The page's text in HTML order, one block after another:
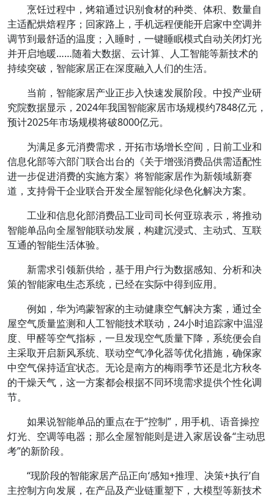
烹饪过程中，烤箱通过识别食材的种类、体积、数量自
主适配烘焙程序；回家路上，手机远程便能开启家中空调并
调节到最舒适的温度；入睡时，一键睡眠模式自动关闭灯光
并开启地暖……随着大数据、云计算、人工智能等新技术的
持续突破，智能家居正在深度融入人们的生活。
当前，智能家居产业正步入快速发展阶段。中投产业研
究院数据显示，2024年我国智能家居市场规模约7848亿元，
预计2025年市场规模将破8000亿元。
为满足多元消费需求，开拓市场增长空间，日前工业和
信息化部等六部门联合出台的《关于增强消费品供需适配性
进一步促进消费的实施方案》将智能家居作为新领域新赛
道，支持骨干企业联合开发全屋智能化绿色化解决方案。
工业和信息化部消费品工业司司长何亚琼表示，将推动
智能单品向全屋智能联动发展，构建沉浸式、主动式、互联
互通的智能生活体验。
新需求引领新供给，基于用户行为数据感知、分析和决
策的智能家电生态系统，已经在实际中得到应用。
例如，华为鸿蒙智家的主动健康空气解决方案，通过全
屋空气质量监测和人工智能技术联动，24小时追踪家中温湿
度、甲醛等空气指标，一旦发现空气质量下降，系统便会自
主采取开启新风系统、联动空气净化器等优化措施，确保家
中空气保持适宜状态。无论是南方的梅雨季节还是北方秋冬
的干燥天气，这一方案都会根据不同环境需求提供个性化调
节。
如果说智能单品的重点在于“控制”，用手机、语音操控
灯光、空调等电器；那么全屋智能则是进入家居设备“主动思
考”的新阶段。
“现阶段的智能家居产品正向‘感知+推理、决策+执行’自
主控制方向发展，在产品及产业链重塑下，大模型等新技术